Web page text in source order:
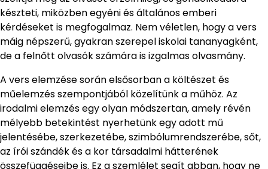
készteti, miközben egyéni és általános emberi
kérdéseket is megfogalmaz. Nem véletlen, hogy a vers
máig népszerű, gyakran szerepel iskolai tananyagként,
de a felnőtt olvasók számára is izgalmas olvasmány.
A vers elemzése során elsősorban a költészet és
műelemzés szempontjából közelítünk a műhöz. Az
irodalmi elemzés egy olyan módszertan, amely révén
mélyebb betekintést nyerhetünk egy adott mű
jelentésébe, szerkezetébe, szimbólumrendszerébe, sőt,
az írói szándék és a kor társadalmi hátterének
összefüggéseibe is. Ez a szemlélet segít abban, hogy ne